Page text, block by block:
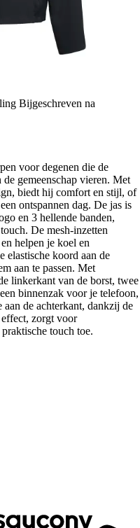
Bijgeschreven na
voor degenen die de
de gemeenschap vieren. Met
biedt hij comfort en stijl, of
ontspannen dag. De jas is
en 3 hellende banden,
De mesh-inzetten
helpen je koel en
elastische koord aan de
aan te passen. Met
linkerkant van de borst, twee
binnenzak voor je telefoon,
de achterkant, dankzij de
effect, zorgt voor
touch toe.